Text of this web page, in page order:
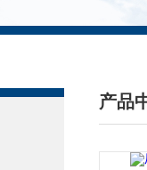
产品
/